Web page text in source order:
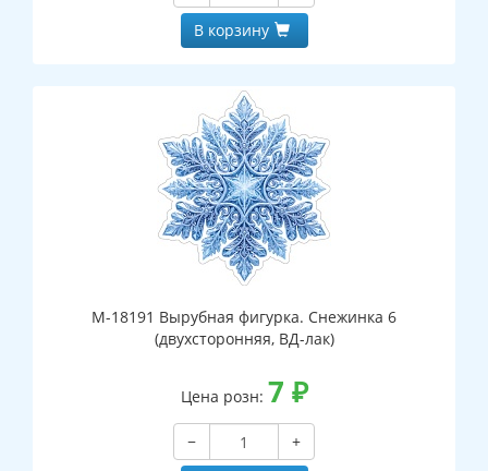
В корзину
М-18191 Вырубная фигурка. Снежинка 6
(двухсторонняя, ВД-лак)
Цена розн: 7 ₽
−
+